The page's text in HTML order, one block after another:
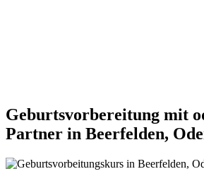
Geburtsvorbereitung mit
Partner in Beerfelden,